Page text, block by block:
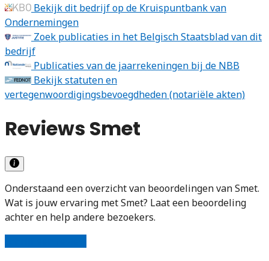
Bekijk dit bedrijf op de Kruispuntbank van
Ondernemingen
Zoek publicaties in het Belgisch Staatsblad van dit
bedrijf
Publicaties van de jaarrekeningen bij de NBB
Bekijk statuten en
vertegenwoordigingsbevoegdheden (notariële akten)
Reviews Smet
Onderstaand een overzicht van beoordelingen van Smet.
Wat is jouw ervaring met Smet? Laat een beoordeling
achter en help andere bezoekers.